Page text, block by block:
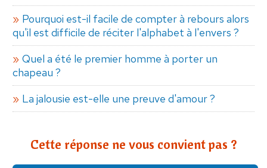
Pourquoi est-il facile de compter à rebours alors
qu'il est difficile de réciter l'alphabet à l'envers ?
Quel a été le premier homme à porter un
chapeau ?
La jalousie est-elle une preuve d'amour ?
Cette réponse ne vous convient pas ?